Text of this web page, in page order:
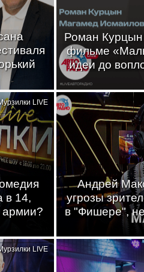
Роман
фильме
идеи до
в 14,
армии?
LIVE
Андрей
угрозы
в "Фишере",
LIVE